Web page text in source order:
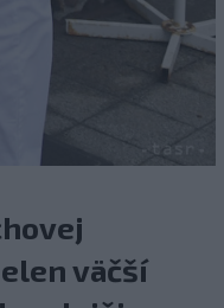
väčší